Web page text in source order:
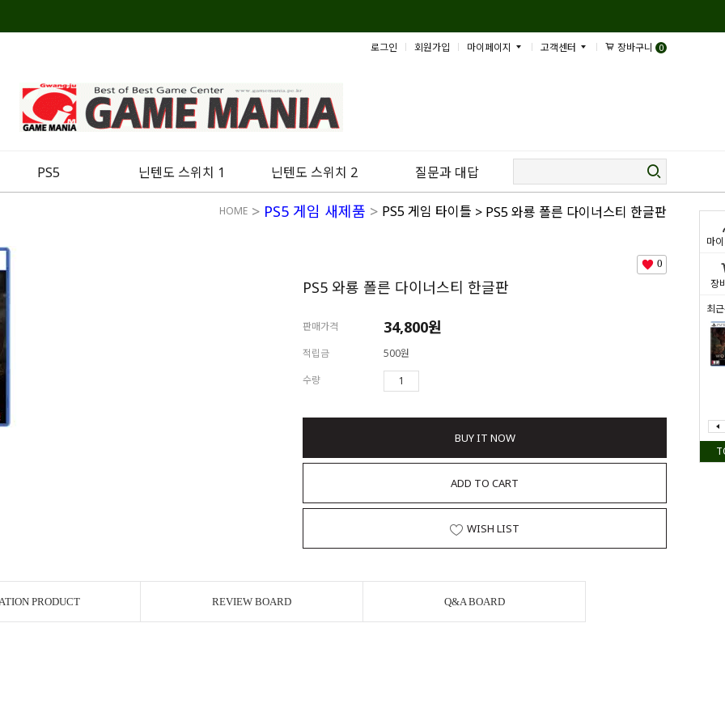
마
장
최
로그인 회원가입 마이페이지 고객센터 장바구니 0
PS5 닌텐도 스위치 1 닌텐도 스위치 2 질문과 대답
HOME > PS5 게임 새제품 > PS5 게임 타이틀 > PS5 와룡 폴른 다이너스티 한글판
0
PS5 와룡 폴른 다이너스티 한글판
판매가격 34,800원
적립금
500원
수량
BUY IT NOW
ADD TO CART
WISH LIST
PRODUCT REVIEW BOARD Q&A BOARD